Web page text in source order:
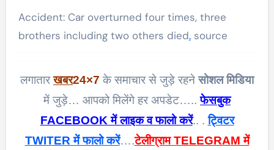
Accident: Car overturned four times, three
brothers including two others died.source
लगातारखबर24×7 के समाचार से जुड़े रहनेसोशल मिडिया
में जुड़े… आपको मिलेंगे हर अपडेट…..फेसबुक
FACEBOOK में लाइक व फालो करें.. .ट्विटर
TWITER में फालो करें….टेलीग्राम TELEGRAM में